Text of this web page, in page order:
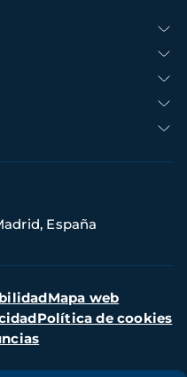
España
Mapa web
Política de cookies